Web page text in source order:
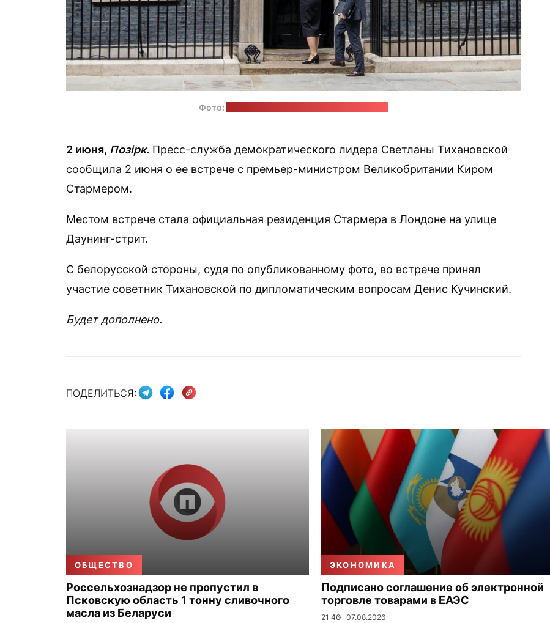
Фото:
2 июня, Позірк. Пресс-служба демократического лидера Светланы Тихановской
сообщила 2 июня о ее встрече с премьер-министром Великобритании Киром
Стармером.
Местом встрече стала официальная резиденция Стармера в Лондоне на улице
Даунинг-стрит.
С белорусской стороны, судя по опубликованному фото, во встрече принял
участие советник Тихановской по дипломатическим вопросам Денис Кучинский.
Будет дополнено.
ПОДЕЛИТЬСЯ:
ОБЩЕСТВО
Россельхознадзор не пропустил в
Псковскую область 1 тонну сливочного
масла из Беларуси
ЭКОНОМИКА
Подписано соглашение об электронной
торговле товарами в ЕАЭС
21:46 07.08.2026